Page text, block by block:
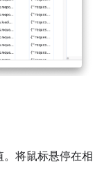
将鼠标悬停在相